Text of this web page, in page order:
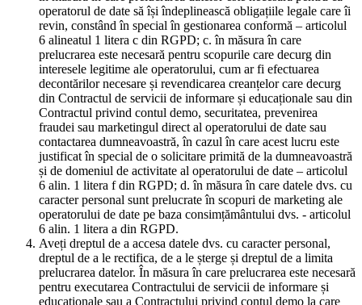
operatorul de date să își îndeplinească obligațiile legale care îi
revin, constând în special în gestionarea conformă – articolul
6 alineatul 1 litera c din RGPD; c. în măsura în care
prelucrarea este necesară pentru scopurile care decurg din
interesele legitime ale operatorului, cum ar fi efectuarea
decontărilor necesare și revendicarea creanțelor care decurg
din Contractul de servicii de informare și educaționale sau din
Contractul privind contul demo, securitatea, prevenirea
fraudei sau marketingul direct al operatorului de date sau
contactarea dumneavoastră, în cazul în care acest lucru este
justificat în special de o solicitare primită de la dumneavoastră
și de domeniul de activitate al operatorului de date – articolul
6 alin. 1 litera f din RGPD; d. în măsura în care datele dvs. cu
caracter personal sunt prelucrate în scopuri de marketing ale
operatorului de date pe baza consimțământului dvs. - articolul
6 alin. 1 litera a din RGPD.
Aveți dreptul de a accesa datele dvs. cu caracter personal,
dreptul de a le rectifica, de a le șterge și dreptul de a limita
prelucrarea datelor. În măsura în care prelucrarea este necesară
pentru executarea Contractului de servicii de informare și
educaționale sau a Contractului privind contul demo la care